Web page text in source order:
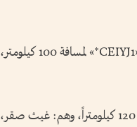
ويخوض محمد سعيد النعيمي منافسات سباق الشباب والناشئين «CEIYJ1*» لمسافة 100 كيلومتر،
وفي منافسات يوم الأحد، يشارك 5 فرسان في سباق «CEI2*» لمسافة 120 كيلومتراً، وهم: غيث صقر،